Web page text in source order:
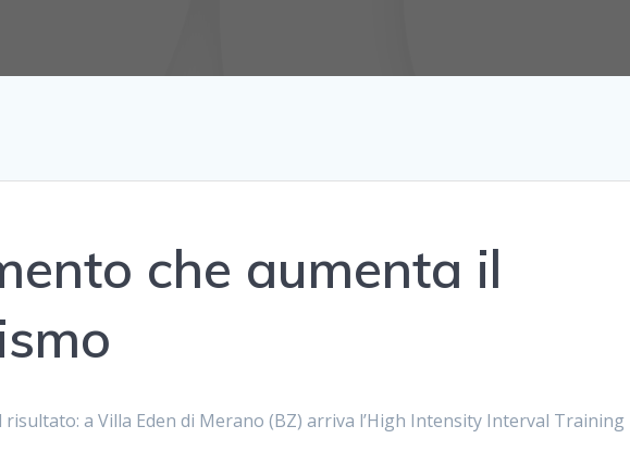
che aumenta il
a Villa Eden di Merano (BZ) arriva l’High Intensity Interval Training